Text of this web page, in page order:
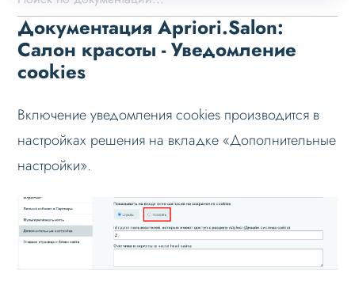
Возможности
Примеры страниц
Установка и обновление
Дизайн
Оформление контента
Мультирегиональность
Меню сайта
Блоки / секции сайта
Документация Apriori.Salon:
Салон красоты - Уведомление
cookies
Включение уведомления cookies производится в
настройках решения на вкладке «Дополнительные
настройки».